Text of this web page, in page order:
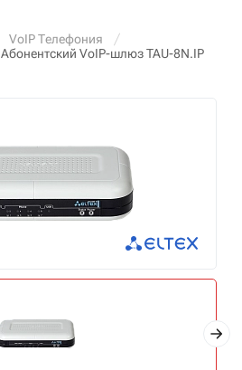
VoIP Телефония
Абонентский VoIP-шлюз TAU-8N.IP